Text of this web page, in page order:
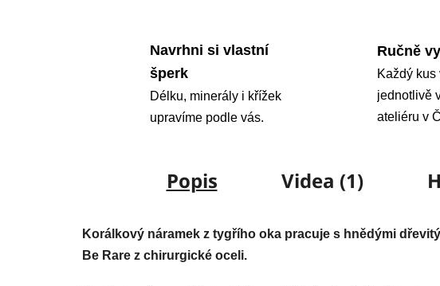
Navrhni si vlastní
šperk
Délku, minerály i křížek
upravíme podle vás.
Ručně
Každý kus
jednotlivě
ateliéru v
Popis Videa (1)
Korálkový náramek z tygřího oka pracuje s hnědými
Be Rare z chirurgické oceli.